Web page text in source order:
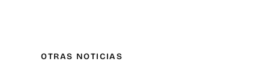
OTRAS NOTICIAS